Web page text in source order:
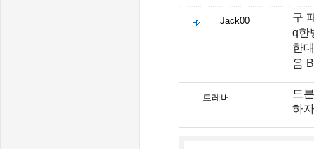
Jack00
구
q한
한
음
트레버
드
하자